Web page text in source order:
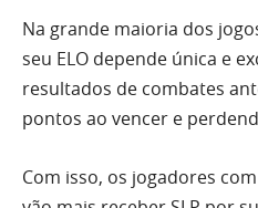
Na grande maioria dos
seu ELO depende única e
resultados de combates
pontos ao vencer e
Com isso, os jogadores